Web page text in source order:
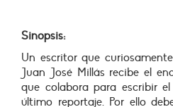
Sinopsis:
Un escritor que
Juan José Millás recibe el
que colabora para escribir
último reportaje. Por ello